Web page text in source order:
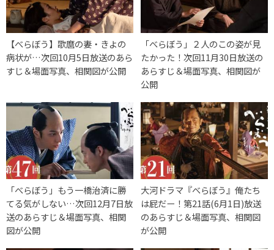
【べらぼう】歌麿の妻・きよの
病状が…次回10月5日放送のあら
すじ＆場面写真、相関図が公開
「べらぼう」２人のこの姿が見
たかった！次回11月30日放送の
あらすじ＆場面写真、相関図が
公開
「べらぼう」もう一橋治済に勝
てる気がしない…次回12月7日放
送のあらすじ＆場面写真、相関
図が公開
大河ドラマ『べらぼう』俺たち
は屁だー！第21話(6月1日)放送
のあらすじ＆場面写真、相関図
が公開